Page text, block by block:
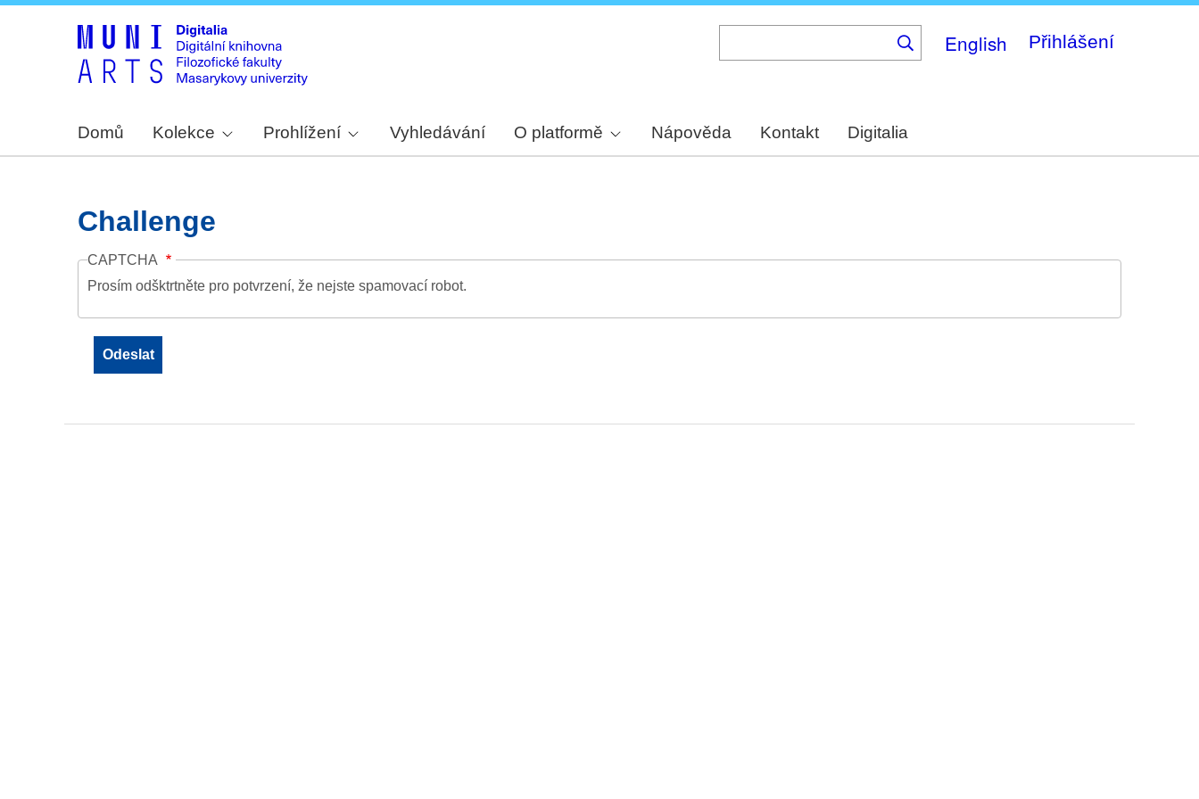
English Přihlášení
Domů Kolekce Prohlížení Vyhledávání O platformě Nápověda Kontakt Digitalia
Challenge
CAPTCHA
Prosím odšktrtněte pro potvrzení, že nejste spamovací robot.